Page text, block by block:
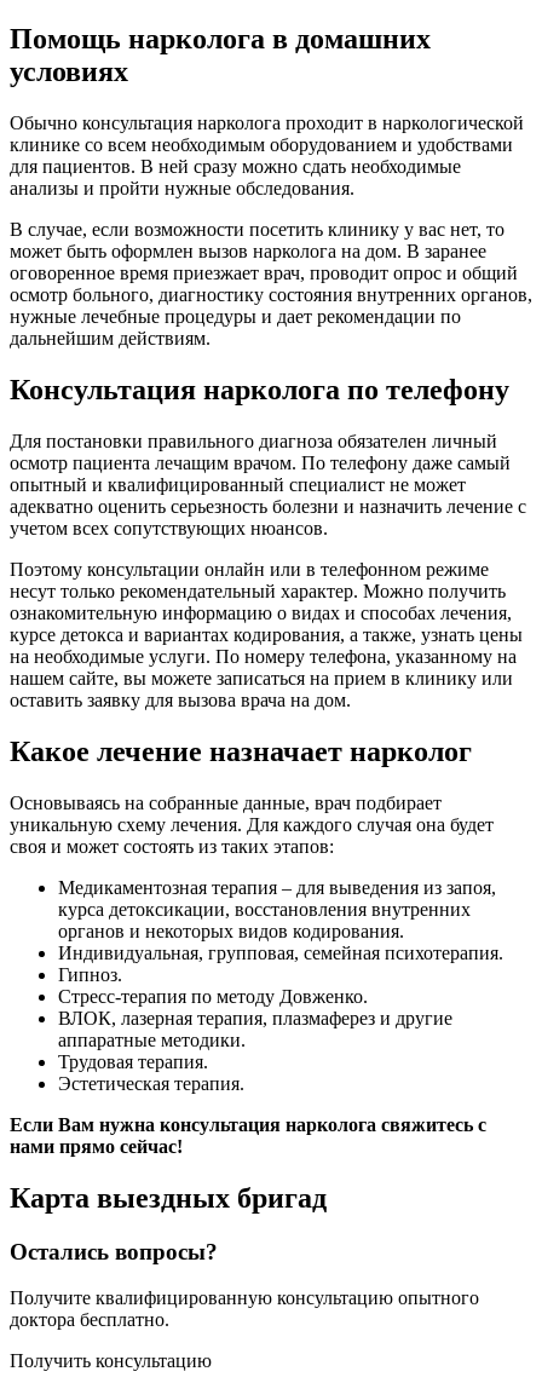
Помощь нарколога в домашних
условиях
Обычно консультация нарколога проходит в наркологической
клинике со всем необходимым оборудованием и удобствами
для пациентов. В ней сразу можно сдать необходимые
анализы и пройти нужные обследования.
В случае, если возможности посетить клинику у вас нет, то
может быть оформлен вызов нарколога на дом. В заранее
оговоренное время приезжает врач, проводит опрос и общий
осмотр больного, диагностику состояния внутренних органов,
нужные лечебные процедуры и дает рекомендации по
дальнейшим действиям.
Консультация нарколога по телефону
Для постановки правильного диагноза обязателен личный
осмотр пациента лечащим врачом. По телефону даже самый
опытный и квалифицированный специалист не может
адекватно оценить серьезность болезни и назначить лечение с
учетом всех сопутствующих нюансов.
Поэтому консультации онлайн или в телефонном режиме
несут только рекомендательный характер. Можно получить
ознакомительную информацию о видах и способах лечения,
курсе детокса и вариантах кодирования, а также, узнать цены
на необходимые услуги. По номеру телефона, указанному на
нашем сайте, вы можете записаться на прием в клинику или
оставить заявку для вызова врача на дом.
Какое лечение назначает нарколог
Основываясь на собранные данные, врач подбирает
уникальную схему лечения. Для каждого случая она будет
своя и может состоять из таких этапов:
Медикаментозная терапия – для выведения из запоя,
курса детоксикации, восстановления внутренних
органов и некоторых видов кодирования.
Индивидуальная, групповая, семейная психотерапия.
Гипноз.
Стресс-терапия по методу Довженко.
ВЛОК, лазерная терапия, плазмаферез и другие
аппаратные методики.
Трудовая терапия.
Эстетическая терапия.
Если Вам нужна консультация нарколога свяжитесь с
нами прямо сейчас!
Карта выездных бригад
Остались вопросы?
Получите квалифицированную консультацию опытного
доктора бесплатно.
Получить консультацию